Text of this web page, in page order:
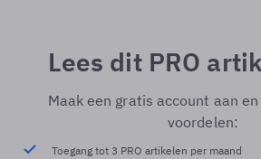
Lees dit PRO
Maak een gratis account aan
voordelen:
Toegang tot 3 PRO artikelen per maand